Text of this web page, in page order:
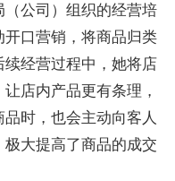
公司）组织的经营培
口营销，将商品归类
经营过程中，她将店
店内产品更有条理，
时，也会主动向客人
大提高了商品的成交